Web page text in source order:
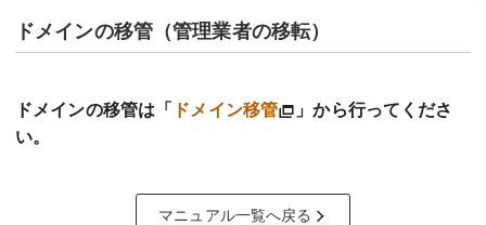
ドメインの移管（管理業者の移転）
ドメインの移管は「 ドメイン移管
」から行ってくださ
い。
マニュアル一覧へ戻る